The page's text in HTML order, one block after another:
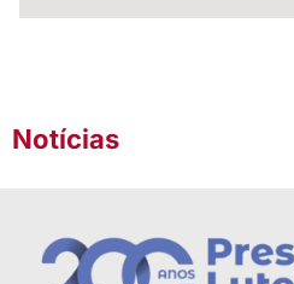
Notícias